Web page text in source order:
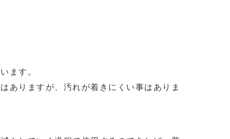
ます。
ありますが、汚れが着きにくい事はありま